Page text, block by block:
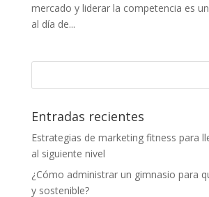
mercado y liderar la competencia es
al día de...
Entradas recientes
Estrategias de marketing fitness para
al siguiente nivel
¿Cómo administrar un gimnasio para
y sostenible?